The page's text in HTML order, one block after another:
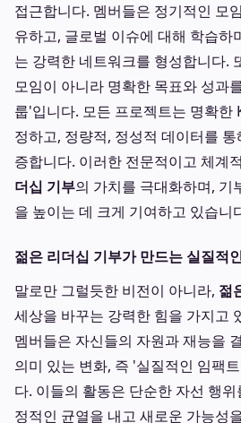
접근합니다. 멤버들은 정기적인 모
유하고, 글로벌 이슈에 대해 학습하
는 강력한 네트워크를 형성합니다.
모임이 아니라 명확한 목표와 성과
룹'입니다. 모든 프로젝트는 명확한
정하고, 정량적, 정성적 데이터를
증합니다. 이러한 전문적이고 체계
더십 기부의 가치를 극대화하며, 기
을 높이는 데 크게 기여하고 있습니
젊은 리더십 기부가 만드는 실질적
말로만 그럴듯한 비전이 아니라, 젊
세상을 바꾸는 강력한 힘을 가지고
멤버들은 자신들의 자원과 재능을
의미 있는 변화, 즉 '실질적인 임팩
다. 이들의 활동은 단순한 자선 행
정적인 균열을 내고 새로운 가능성